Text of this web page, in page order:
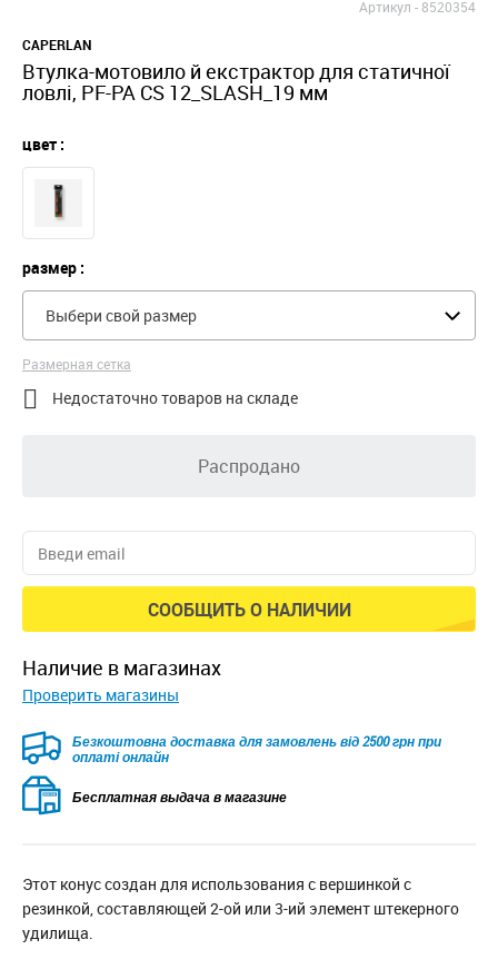
Артикул -8520354
CAPERLAN
Втулка-мотовило й екстрактор для статичної
ловлі, PF-PA CS 12_SLASH_19 мм
цвет :
размер :
Выбери свой размер
Размерная сетка
 Недостаточно товаров на складе
Распродано
СООБЩИТЬ О НАЛИЧИИ
наличие в магазинах
Проверить магазины
Безкоштовна доставка для замовлень від 2500 грн при
оплаті онлайн
Бесплатная выдача в магазине
Этот конус создан для использования с вершинкой с
резинкой, составляющей 2-ой или 3-ий элемент штекерного
удилища.